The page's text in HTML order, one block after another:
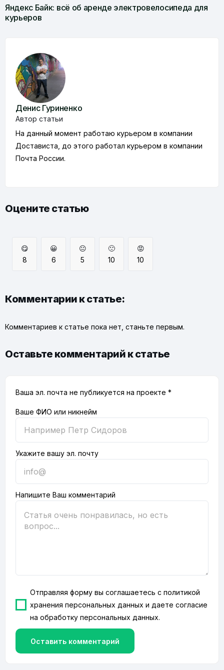
Яндекс Байк: всё об аренде электровелосипеда для
курьеров
Денис Гуриненко
Автор статьи
На данный момент работаю курьером в компании
Достависта, до этого работал курьером в компании
Почта России.
Оцените статью
😋
8
😀
6
😐
5
🙁
10
😡
10
Комментарии к статье:
Комментариев к статье пока нет, станьте первым.
Оставьте комментарий к статье
Ваша эл. почта не публикуется на проекте *
Ваше ФИО или никнейм
Укажите вашу эл. почту
Напишите Ваш комментарий
Отправляя форму вы соглашаетесь сполитикой
хранения персональных данных и даете согласие
наобработку персональных данных.
Оставить комментарий